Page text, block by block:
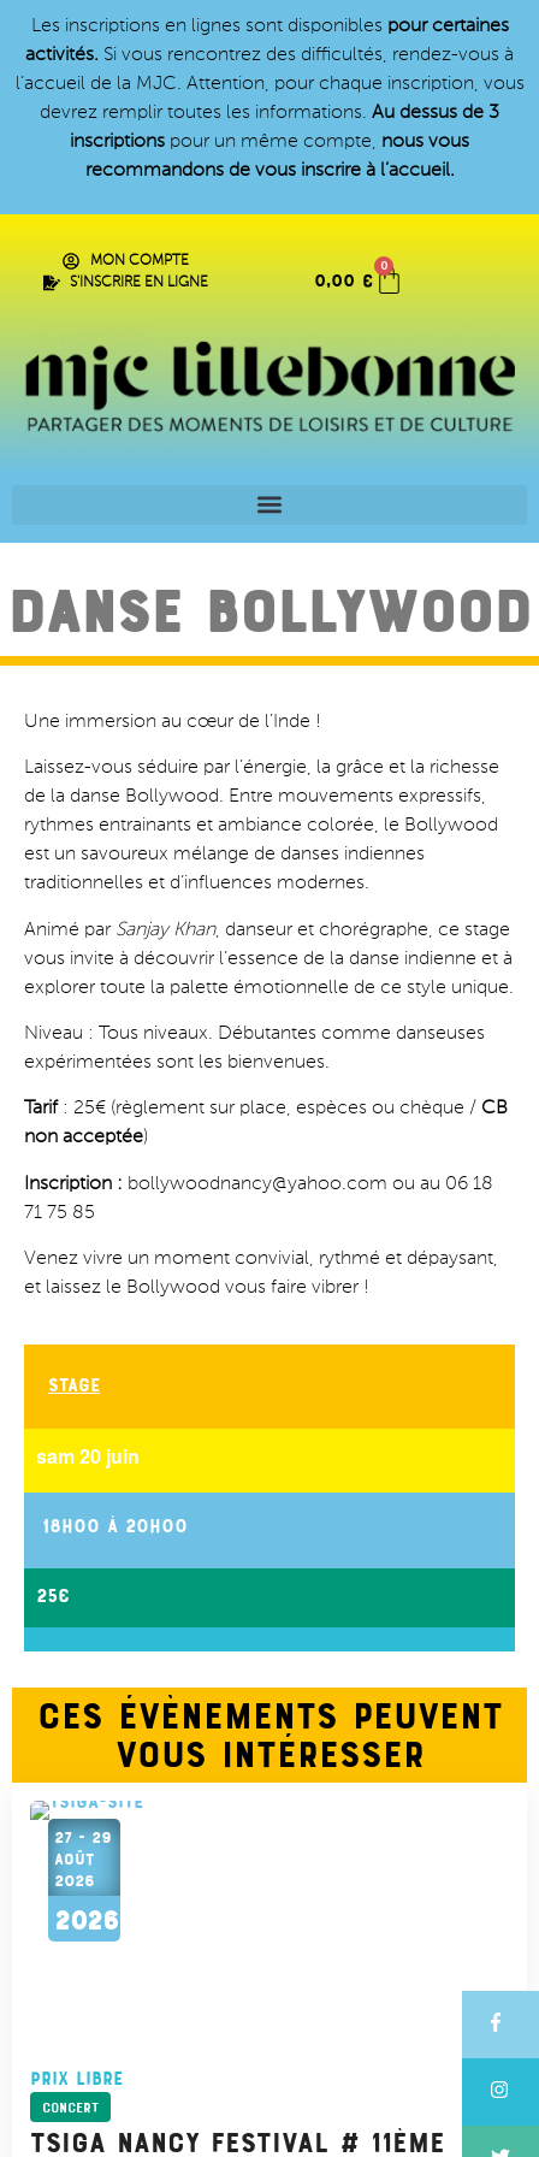
Les inscriptions en lignes sont disponibles pour certaines
activités. Si vous rencontrez des difficultés, rendez-vous à
l’accueil de la MJC. Attention, pour chaque inscription, vous
devrez remplir toutes les informations. Au dessus de 3
inscriptions pour un même compte, nous vous
recommandons de vous inscrire à l’accueil.
MON COMPTE
S'INSCRIRE EN LIGNE
0,00 €
0
Danse Bollywood
Une immersion au cœur de l’Inde !
Laissez-vous séduire par l’énergie, la grâce et la richesse
de la danse Bollywood. Entre mouvements expressifs,
rythmes entrainants et ambiance colorée, le Bollywood
est un savoureux mélange de danses indiennes
traditionnelles et d’influences modernes.
Animé par Sanjay Khan, danseur et chorégraphe, ce stage
vous invite à découvrir l’essence de la danse indienne et à
explorer toute la palette émotionnelle de ce style unique.
Niveau : Tous niveaux. Débutantes comme danseuses
expérimentées sont les bienvenues.
Tarif : 25€ (règlement sur place, espèces ou chèque / CB
non acceptée)
Inscription : bollywoodnancy@yahoo.com ou au 06 18
71 75 85
Venez vivre un moment convivial, rythmé et dépaysant,
et laissez le Bollywood vous faire vibrer !
Stage
sam 20 juin
18h00 à 20h00
25€
Ces évènements peuvent
vous intéresser
27 - 29
AOÛT
2026
2026
Prix libre
Concert
Tsiga Nancy festival # 11ème